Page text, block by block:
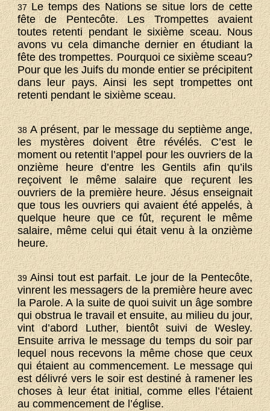
37Le temps des Nations se situe lors de cette
fête de Pentecôte. Les Trompettes avaient
toutes retenti pendant le sixième sceau. Nous
avons vu cela dimanche dernier en étudiant la
fête des trompettes. Pourquoi ce sixième sceau?
Pour que les Juifs du monde entier se précipitent
dans leur pays. Ainsi les sept trompettes ont
retenti pendant le sixième sceau.
38A présent, par le message du septième ange,
les mystères doivent être révélés. C’est le
moment ou retentit l’appel pour les ouvriers de la
onzième heure d’entre les Gentils afin qu’ils
reçoivent le même salaire que reçurent les
ouvriers de la première heure. Jésus enseignait
que tous les ouvriers qui avaient été appelés, à
quelque heure que ce fût, reçurent le même
salaire, même celui qui était venu à la onzième
heure.
39Ainsi tout est parfait. Le jour de la Pentecôte,
vinrent les messagers de la première heure avec
la Parole. A la suite de quoi suivit un âge sombre
qui obstrua le travail et ensuite, au milieu du jour,
vint d’abord Luther, bientôt suivi de Wesley.
Ensuite arriva le message du temps du soir par
lequel nous recevons la même chose que ceux
qui étaient au commencement. Le message qui
est délivré vers le soir est destiné à ramener les
choses à leur état initial, comme elles l’étaient
au commencement de l’église.